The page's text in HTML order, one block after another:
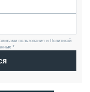
пользования и Политикой
*